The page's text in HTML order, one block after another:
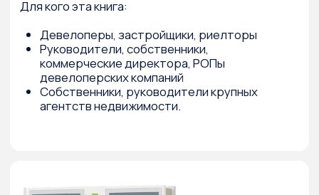
книге они обобщили результаты
о которых идет речь в книге, прошли проверку
на прочность как в отделах продаж,
создававшихся с нуля, так и в уже
сложившихся командах, переживших
настоящую революцию.
Для кого эта книга: